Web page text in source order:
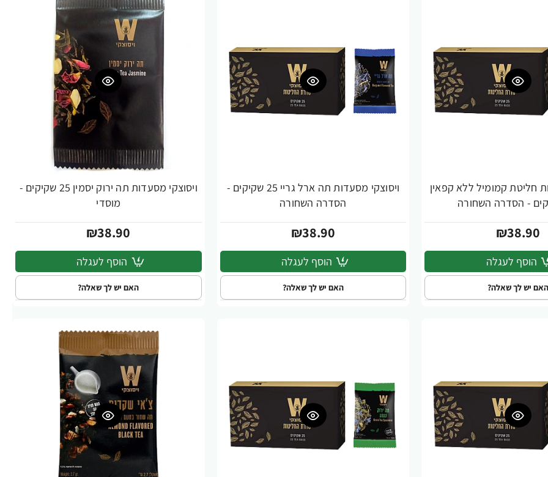
חליטת קמומיל ללא קפאין
₪38.90
הוסף לעגלה
האם יש לך שאלה?
ויסוצקי מסעדות תה ארל גריי 25 שקיקים -
הסדרה השחורה
₪38.90
הוסף לעגלה
האם יש לך שאלה?
ויסוצקי מסעדות תה ירוק יסמין 25 שקיקים -
מוסדי
₪38.90
הוסף לעגלה
האם יש לך שאלה?